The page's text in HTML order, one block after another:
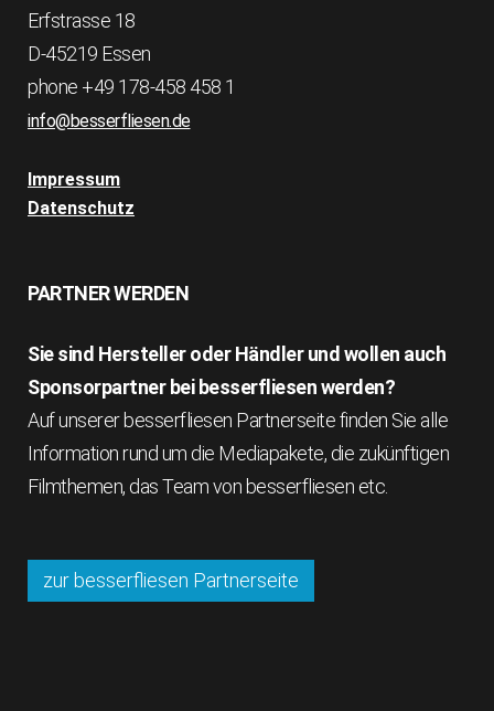
Erfstrasse 18
D-45219 Essen
phone +49 178-458 458 1
info@besserfliesen.de
Impressum
Datenschutz
PARTNER WERDEN
Sie sind Hersteller oder Händler und wollen auch
Sponsorpartner bei besserfliesen werden?
Auf unserer besserfliesen Partnerseite finden Sie alle
Information rund um die Mediapakete, die zukünftigen
Filmthemen, das Team von besserfliesen etc.
zur besserfliesen Partnerseite